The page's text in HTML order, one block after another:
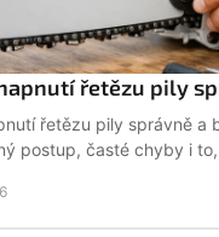
řetězu pily
řetězu pily správně a
postup, časté chyby i to,